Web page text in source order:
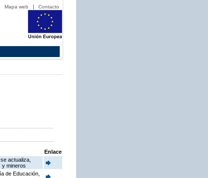
Mapa web Contacto
Enlace
actualiza,
y mineros
de Educación,